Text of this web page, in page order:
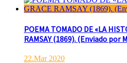
POEMA TOMADO DE «LA
RAMSAY (1869). (Enviado
22.Mar 2020